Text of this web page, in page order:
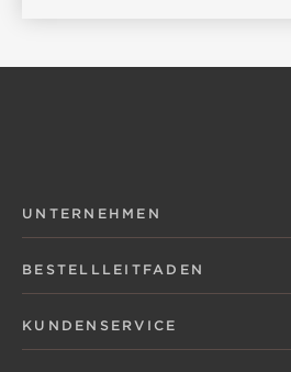
UNTERNEHMEN
BESTELLLEITFADEN
KUNDENSERVICE